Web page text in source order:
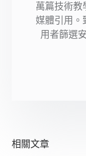
萬篇技術教
媒體引用。
用者篩選
相關文章